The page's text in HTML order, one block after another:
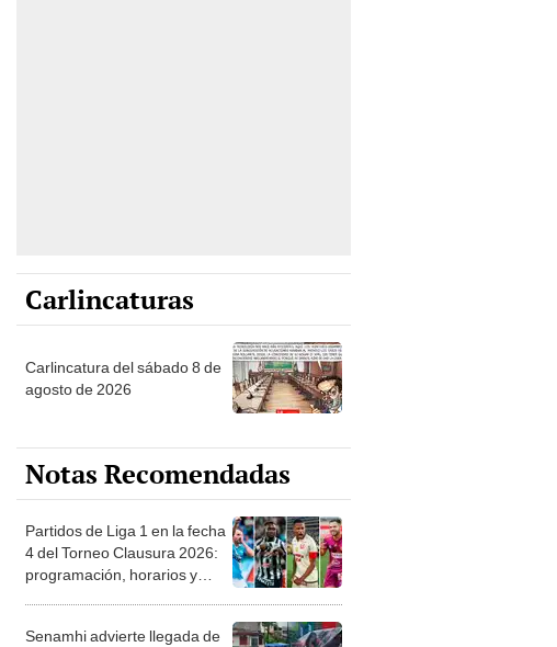
Carlincaturas
Carlincatura del sábado 8 de
agosto de 2026
Notas Recomendadas
Partidos de Liga 1 en la fecha
4 del Torneo Clausura 2026:
programación, horarios y
Senamhi advierte llegada de